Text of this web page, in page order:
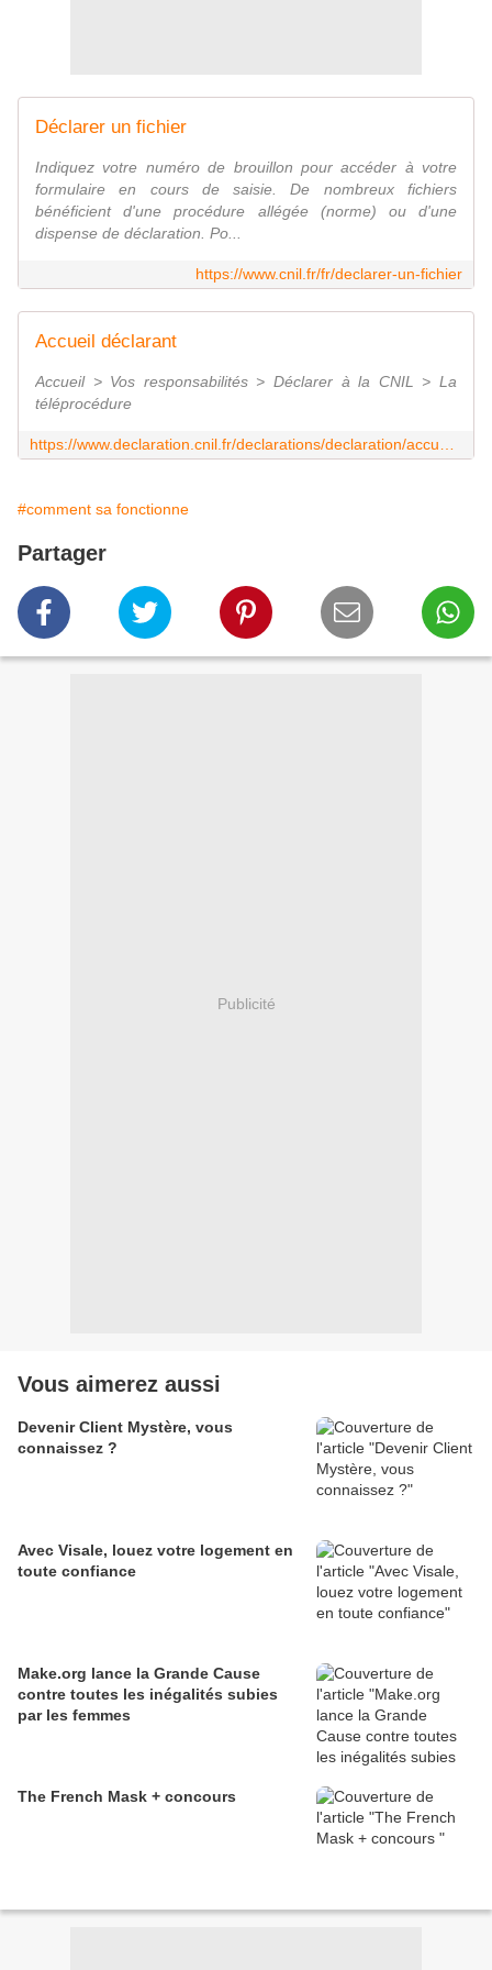
Déclarer un fichier
Indiquez votre numéro de brouillon pour accéder à votre
formulaire en cours de saisie. De nombreux fichiers
bénéficient d'une procédure allégée (norme) ou d'une
dispense de déclaration. Po...
https://www.cnil.fr/fr/declarer-un-fichier
Accueil déclarant
Accueil > Vos responsabilités > Déclarer à la CNIL > La
téléprocédure
#comment sa fonctionne
Partager
Publicité
Vous aimerez aussi
Devenir Client Mystère, vous
connaissez ?
Avec Visale, louez votre logement en
toute confiance
Make.org lance la Grande Cause
contre toutes les inégalités subies
par les femmes
The French Mask + concours